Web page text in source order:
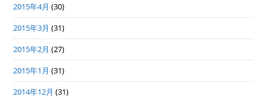
2015年4月 (30)
2015年3月 (31)
2015年2月 (27)
2015年1月 (31)
2014年12月 (31)